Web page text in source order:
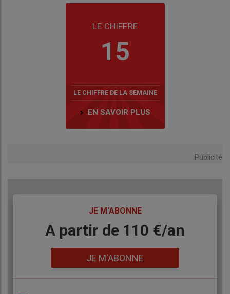
LE CHIFFRE
15
LE CHIFFRE DE LA SEMAINE
EN SAVOIR PLUS
Publicité
JE M'ABONNE
BodyA partir de 110 €/an
JE M'ABONNE